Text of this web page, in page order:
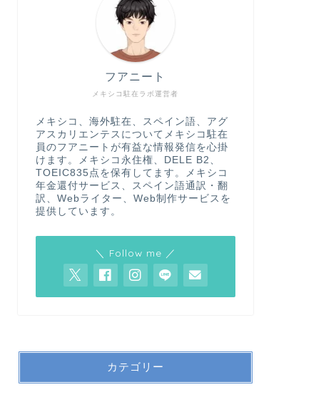
メキシコ駐在ラボ運営者
フアニート
メキシコ、海外駐在、スペイン語、アグ
アスカリエンテスについてメキシコ駐在
員のフアニートが有益な情報発信を心掛
けます。メキシコ永住権、DELE B2、
TOEIC835点を保有してます。メキシコ
年金還付サービス、スペイン語通訳・翻
訳、Webライター、Web制作サービスを
提供しています。
＼ Follow me ／
カテゴリー